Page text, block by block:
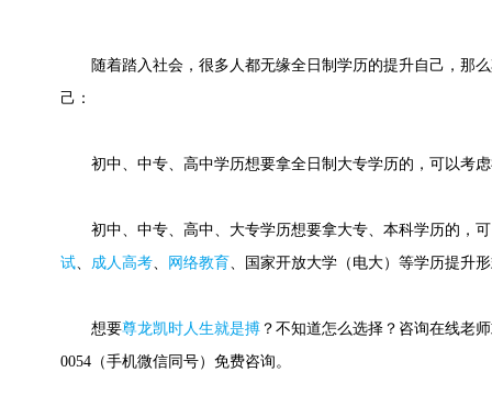
随着踏入社会，很多人都无缘全日制学历的提升自己，那么
己：
初中、中专、高中学历想要拿全日制大专学历的，可以考虑
初中、中专、高中、大专学历想要拿大专、本科学历的，可
试、 成人高考、 网络教育、国家开放大学（电大）等学历提升
想要尊龙凯时人生就是搏 ？不知道怎么选择？咨询在线老
0054（手机微信同号）免费咨询。